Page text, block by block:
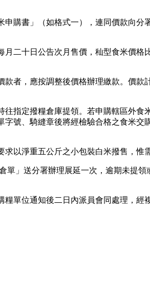
購書」（如格式一），連同價款向分
二十日公告次月售價，秈型食米價格
者，應按調整後價格辦理繳款。價款
指定撥糧倉庫提領。若申購轄區外食
號、騎縫章後將經檢驗合格之食米交
以淨重五公斤之小包裝白米撥售，惟
單」送分署辦理展延一次，逾期未提領
單位通知後二日內派員會同處理，經